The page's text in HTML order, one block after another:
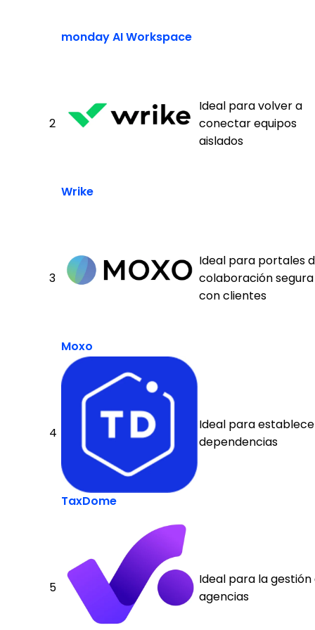
monday AI Workspace
2
Wrike
Ideal para volver a
conectar equipos
aislados
3
Moxo
Ideal para portales
colaboración segura
con clientes
4
TaxDome
Ideal para
dependencias
5
Ideal para la gestión
agencias